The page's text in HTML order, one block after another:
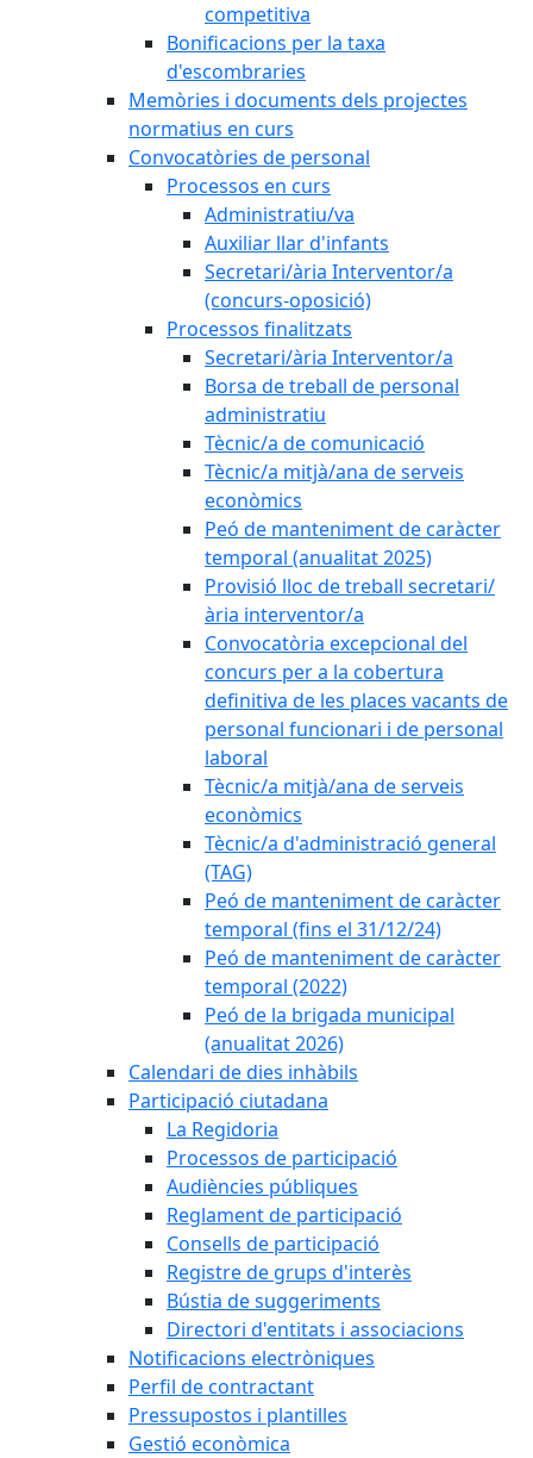
competitiva
Bonificacions per la taxa
d'escombraries
Memòries i documents dels projectes
normatius en curs
Convocatòries de personal
Processos en curs
Administratiu/va
Auxiliar llar d'infants
Secretari/ària Interventor/a
(concurs-oposició)
Processos finalitzats
Secretari/ària Interventor/a
Borsa de treball de personal
administratiu
Tècnic/a de comunicació
Tècnic/a mitjà/ana de serveis
econòmics
Peó de manteniment de caràcter
temporal (anualitat 2025)
Provisió lloc de treball secretari/
ària interventor/a
Convocatòria excepcional del
concurs per a la cobertura
definitiva de les places vacants de
personal funcionari i de personal
laboral
Tècnic/a mitjà/ana de serveis
econòmics
Tècnic/a d'administració general
(TAG)
Peó de manteniment de caràcter
temporal (fins el 31/12/24)
Peó de manteniment de caràcter
temporal (2022)
Peó de la brigada municipal
(anualitat 2026)
Calendari de dies inhàbils
Participació ciutadana
La Regidoria
Processos de participació
Audiències públiques
Reglament de participació
Consells de participació
Registre de grups d'interès
Bústia de suggeriments
Directori d'entitats i associacions
Notificacions electròniques
Perfil de contractant
Pressupostos i plantilles
Gestió econòmica